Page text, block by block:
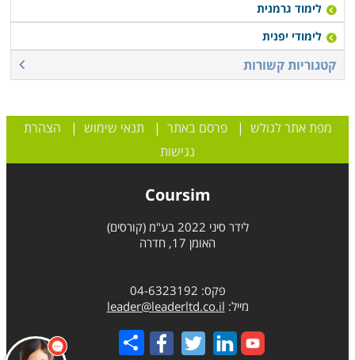
לימוד גרמנית
לימודי יפנית
קטגוריות קשורות
מפת אתר לגולש |פרסם באתר | תנאי שימוש | הצהרת
נגישות
Coursim
לידר סיני 2022 בע"מ (קורסים)
האומן 17, חדרה
פקס: 04-6323192
מייל: leader@leaderltd.co.il
Share
שיחה.